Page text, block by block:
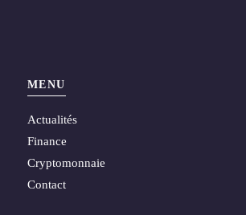
MENU
Actualités
Finance
Cryptomonnaie
Contact